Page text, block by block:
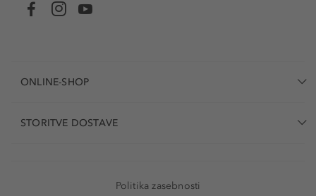
ONLINE-SHOP
STORITVE DOSTAVE
Politika zasebnosti